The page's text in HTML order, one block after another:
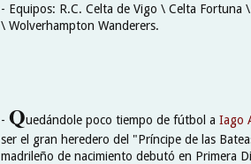
- Equipos: R.C. Celta de Vigo \ Celta Fortuna
\ Wolverhampton Wanderers.
- Quedándole poco tiempo de fútbol a Iago
ser el gran heredero del "Príncipe de las
madrileño de nacimiento debutó en Primera